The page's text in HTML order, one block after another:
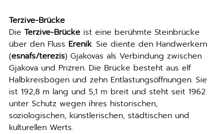
Terzive-Brücke
Die Terzive-Brückeist eine berühmte Steinbrücke
über den Fluss Erenik. Sie diente den Handwerkern
(esnafs/terezis) Gjakovas als Verbindung zwischen
Gjakova und Prizren. Die Brücke besteht aus elf
Halbkreisbögen und zehn Entlastungsöffnungen. Sie
ist 192,8 m lang und 5,1 m breit und steht seit 1962
unter Schutz wegen ihres historischen,
soziologischen, künstlerischen, städtischen und
kulturellen Werts.